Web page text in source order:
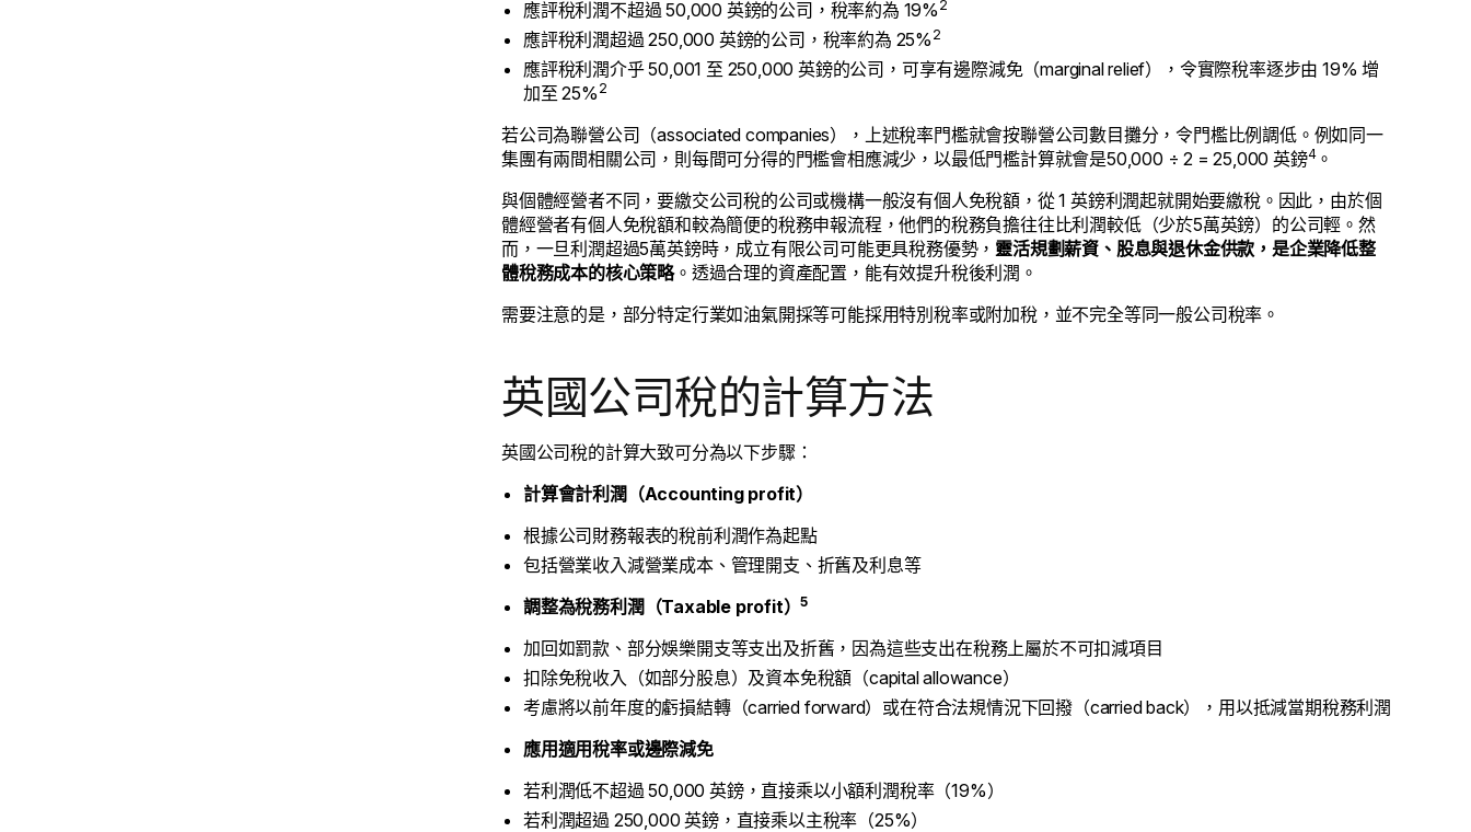
應評稅利潤不超過 50,000 英鎊的公司，稅率約為 19% 2
應評稅利潤超過 250,000 英鎊的公司，稅率約為 25% 2
應評稅利潤介乎 50,001 至 250,000 英鎊的公司，可享有邊際減免（marginal relief），令實際稅率逐步由 19% 增
加至 25% 2
若公司為聯營公司（associated companies），上述稅率門檻就會按聯營公司數目攤分，令門檻比例調低。例如同一
集團有兩間相關公司，則每間可分得的門檻會相應減少，以最低門檻計算就會是50,000 ÷ 2 = 25,000 英鎊4。
與個體經營者不同，要繳交公司稅的公司或機構一般沒有個人免稅額，從 1 英鎊利潤起就開始要繳稅。因此，由於個
體經營者有個人免稅額和較為簡便的稅務申報流程，他們的稅務負擔往往比利潤較低（少於5萬英鎊）的公司輕。然
而，一旦利潤超過5萬英鎊時，成立有限公司可能更具稅務優勢， 靈活規劃薪資、股息與退休金供款，是企業降低整
體稅務成本的核心策略。透過合理的資產配置，能有效提升稅後利潤。
需要注意的是，部分特定行業如油氣開採等可能採用特別稅率或附加稅，並不完全等同一般公司稅率。
英國公司稅的計算方法
英國公司稅的計算大致可分為以下步驟：
計算會計利潤（Accounting profit）
根據公司財務報表的稅前利潤作為起點
包括營業收入減營業成本、管理開支、折舊及利息等
調整為稅務利潤（Taxable profit）5
加回如罰款、部分娛樂開支等支出及折舊，因為這些支出在稅務上屬於不可扣減項目
扣除免稅收入（如部分股息）及資本免稅額（capital allowance）
考慮將以前年度的虧損結轉（carried forward）或在符合法規情況下回撥（carried back），用以抵減當期稅務利潤
應用適用稅率或邊際減免
若利潤低不超過 50,000 英鎊，直接乘以小額利潤稅率（19%）
若利潤超過 250,000 英鎊，直接乘以主稅率（25%）